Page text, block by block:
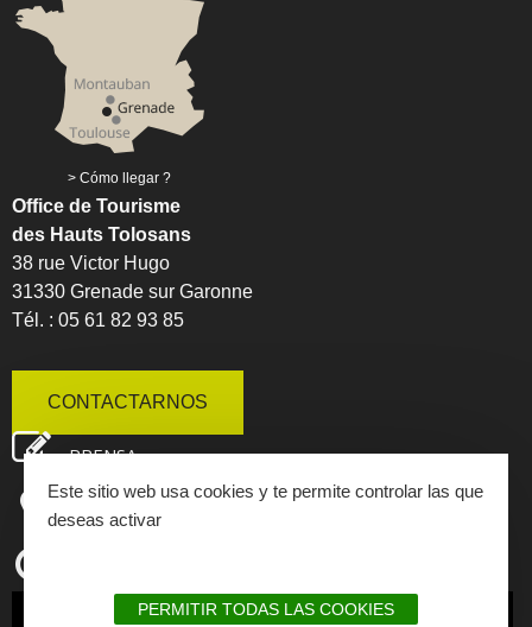
Cómo llegar ?
Office de Tourisme
des Hauts Tolosans
38 rue Victor Hugo
31330 Grenade sur Garonne
Tél. : 05 61 82 93 85
CONTACTARNOS
PRENSA
MAPA INTERACTIVO
Este sitio web usa cookies y te permite controlar las que
deseas activar
PERMITIR TODAS LAS COOKIES